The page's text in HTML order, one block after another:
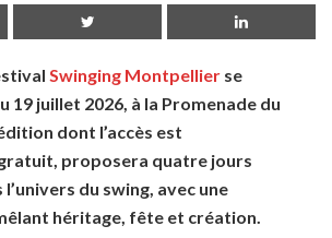
Swinging Montpellier se
19 juillet 2026, à la Promenade du
dont l’accès est
proposera quatre jours
du swing, avec une
héritage, fête et création.